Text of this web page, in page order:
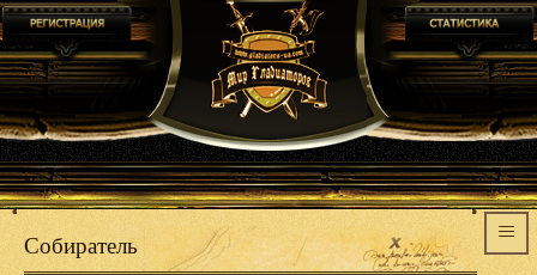
Собиратель